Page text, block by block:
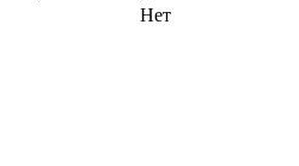
Нет